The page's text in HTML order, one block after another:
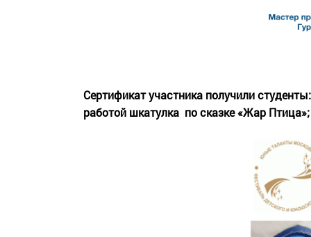
Сертификат участника получили
работой шкатулка по сказке «Жар